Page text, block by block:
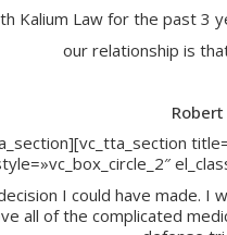
Kalium Law for the past 3
our relationship is
I could have made.
of the complicated